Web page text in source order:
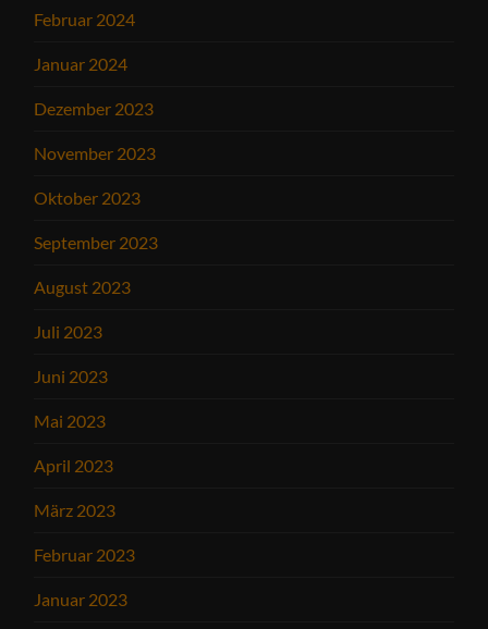
Februar 2024
Januar 2024
Dezember 2023
November 2023
Oktober 2023
September 2023
August 2023
Juli 2023
Juni 2023
Mai 2023
April 2023
März 2023
Februar 2023
Januar 2023